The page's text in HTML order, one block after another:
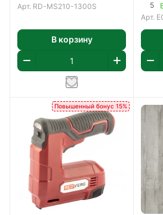
Арт. RD-MS210-1300S
В корзину
5
Арт.
Повышенный бонус 15%